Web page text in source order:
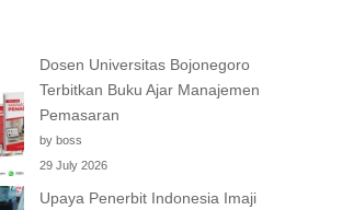
Dosen Universitas Bojonegoro
Terbitkan Buku Ajar Manajemen
Pemasaran
by boss
29 July 2026
Upaya Penerbit Indonesia Imaji